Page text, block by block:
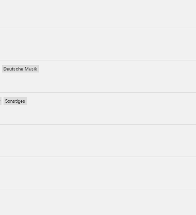
Deutsche Musik
Sonstiges